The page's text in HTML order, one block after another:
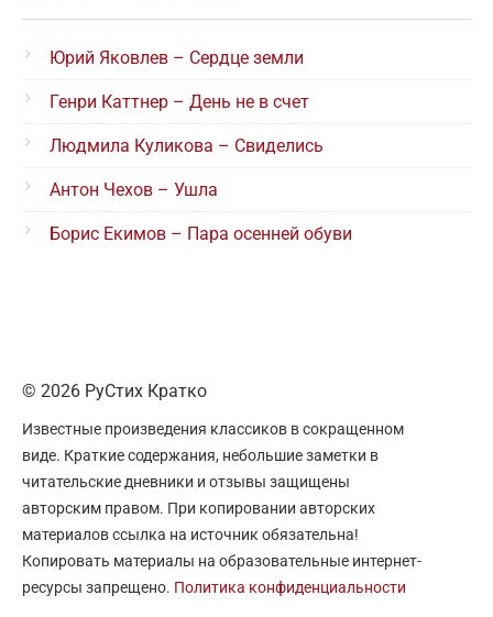
Юрий Яковлев – Сердце земли
Генри Каттнер – День не в счет
Людмила Куликова – Свиделись
Антон Чехов – Ушла
Борис Екимов – Пара осенней обуви
© 2026 РуСтих Кратко
Известные произведения классиков в сокращенном
виде. Краткие содержания, небольшие заметки в
читательские дневники и отзывы защищены
авторским правом. При копировании авторских
материалов ссылка на источник обязательна!
Копировать материалы на образовательные интернет-
ресурсы запрещено. Политика конфиденциальности